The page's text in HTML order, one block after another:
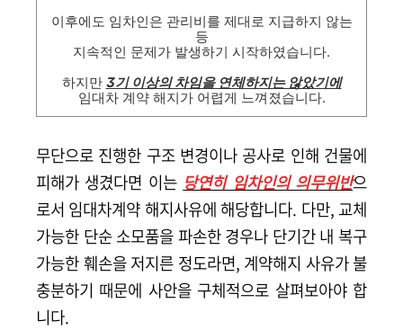
이후에도 임차인은 관리비를 제대로 지급하지 않는
등
지속적인 문제가 발생하기 시작하였습니다.
하지만 3기 이상의 차임을 연체하지는 않았기에
임대차 계약 해지가 어렵게 느껴졌습니다.
무단으로 진행한 구조 변경이나 공사로 인해 건물에
피해가 생겼다면 이는 당연히 임차인의 의무위반으
로서 임대차계약 해지사유에 해당합니다. 다만, 교체
가능한 단순 소모품을 파손한 경우나 단기간 내 복구
가능한 훼손을 저지른 정도라면, 계약해지 사유가 불
충분하기 때문에 사안을 구체적으로 살펴보아야 합
니다.